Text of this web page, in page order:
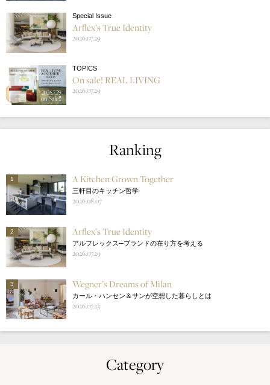
Special Issue
Arflex’s True Identity
2026.07.29
TOPICS
On sale! REAL LIVING
2026.07.29
Ranking
1 A Kitchen Grown Together
三軒目のキッチン哲学
2026.08.07
2 Arflex’s True Identity
アルフレックス─ブランドの在り方を考える
2026.07.29
3 Wegner’s Dreams of Milan
カール・ハンセン＆サンが空想した暮らしとは
2026.07.23
Category